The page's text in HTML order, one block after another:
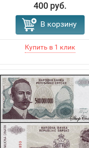
400 руб.
В корзину